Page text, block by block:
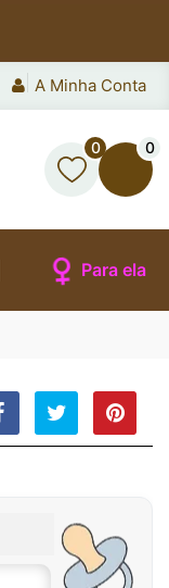
A Minha Conta
0 0
Para ela